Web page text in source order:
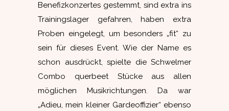
Benefizkonzertes gestemmt, sind extra ins
Trainingslager gefahren, haben extra
Proben eingelegt, um besonders „fit“ zu
sein für dieses Event. Wie der Name es
schon ausdrückt, spielte die Schwelmer
Combo querbeet Stücke aus allen
möglichen Musikrichtungen. Da war
„Adieu, mein kleiner Gardeoffizier“ ebenso